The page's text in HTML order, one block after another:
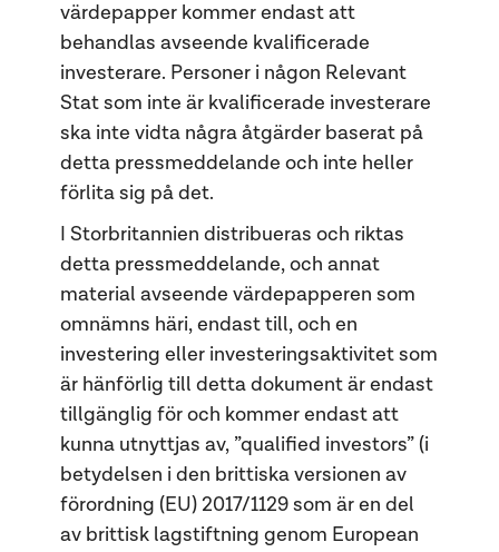
värdepapper kommer endast att
behandlas avseende kvalificerade
investerare. Personer i någon Relevant
Stat som inte är kvalificerade investerare
ska inte vidta några åtgärder baserat på
detta pressmeddelande och inte heller
förlita sig på det.
I Storbritannien distribueras och riktas
detta pressmeddelande, och annat
material avseende värdepapperen som
omnämns häri, endast till, och en
investering eller investeringsaktivitet som
är hänförlig till detta dokument är endast
tillgänglig för och kommer endast att
kunna utnyttjas av, ”qualified investors” (i
betydelsen i den brittiska versionen av
förordning (EU) 2017/1129 som är en del
av brittisk lagstiftning genom European